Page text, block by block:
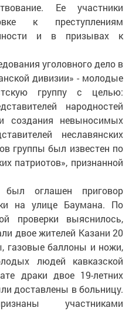
Ее участники
к преступлениям
и в призывах к
уголовного дело в
дивизии» - молодые
группу с целью:
народностей
создания невыносимых
неславянских
группы был известен по
патриотов», признанной
оглашен приговор
на улице Баумана. По
проверки выяснилось,
двое жителей Казани 20
газовые баллоны и ножи,
людей кавказской
драки двое 19-летних
доставлены в больницу.
участниками